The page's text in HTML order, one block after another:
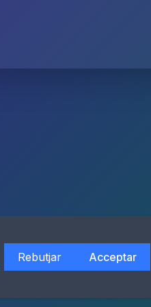
Rebutjar Acceptar